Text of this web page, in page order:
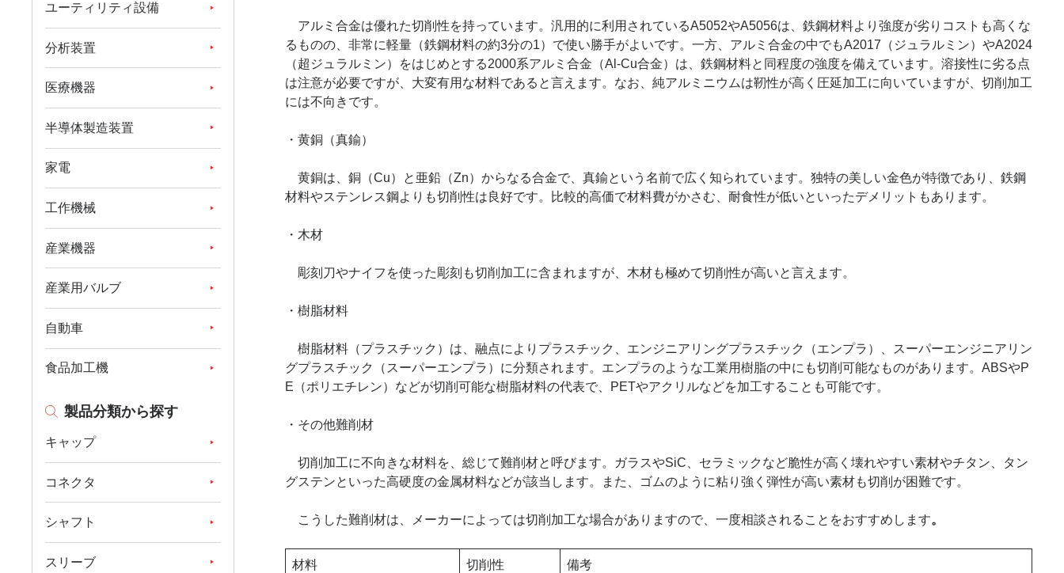
ユーティリティ設備
分析装置
医療機器
半導体製造装置
家電
工作機械
産業機器
産業用バルブ
自動車
食品加工機
製品分類から探す
キャップ
コネクタ
シャフト
スリーブ
アルミ合金は優れた切削性を持っています。汎用的に利用されているA5052やA5056は、鉄鋼材料より強度が劣りコストも高くな
るものの、非常に軽量（鉄鋼材料の約3分の1）で使い勝手がよいです。一方、アルミ合金の中でもA2017（ジュラルミン）やA2024
（超ジュラルミン）をはじめとする2000系アルミ合金（Al-Cu合金）は、鉄鋼材料と同程度の強度を備えています。溶接性に劣る点
は注意が必要ですが、大変有用な材料であると言えます。なお、純アルミニウムは靭性が高く圧延加工に向いていますが、切削加工
には不向きです。
・黄銅（真鍮）
黄銅は、銅（Cu）と亜鉛（Zn）からなる合金で、真鍮という名前で広く知られています。独特の美しい金色が特徴であり、鉄鋼
材料やステンレス鋼よりも切削性は良好です。比較的高価で材料費がかさむ、耐食性が低いといったデメリットもあります。
・木材
彫刻刀やナイフを使った彫刻も切削加工に含まれますが、木材も極めて切削性が高いと言えます。
・樹脂材料
樹脂材料（プラスチック）は、融点によりプラスチック、エンジニアリングプラスチック（エンプラ）、スーパーエンジニアリン
グプラスチック（スーパーエンプラ）に分類されます。エンプラのような工業用樹脂の中にも切削可能なものがあります。ABSやP
E（ポリエチレン）などが切削可能な樹脂材料の代表で、PETやアクリルなどを加工することも可能です。
・その他難削材
切削加工に不向きな材料を、総じて難削材と呼びます。ガラスやSiC、セラミックなど脆性が高く壊れやすい素材やチタン、タン
グステンといった高硬度の金属材料などが該当します。また、ゴムのように粘り強く弾性が高い素材も切削が困難です。
こうした難削材は、メーカーによっては切削加工な場合がありますので、一度相談されることをおすすめします。
材料 切削性 備考